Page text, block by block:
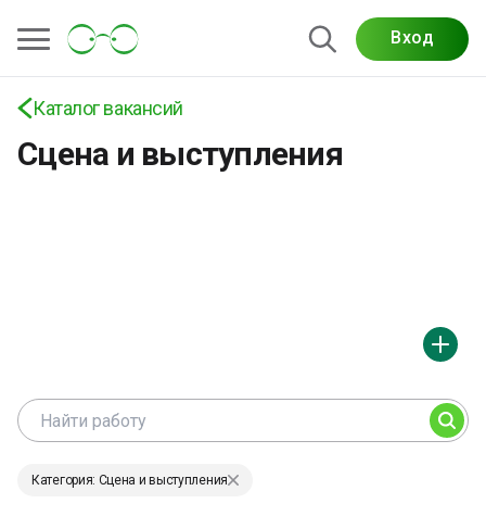
Вход
Каталог вакансий
Сцена и выступления
Актуальные вакансии для сценографов,
художников по декорациям, костюмеров и
гримеров: оформление сцены, костюмы, грим и
работа на мероприятиях и съёмках.
Категория: Сцена и выступления